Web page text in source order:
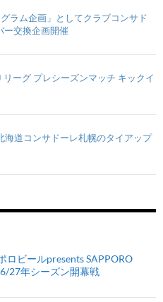
ラム企画」としてクラブコンサド
ー交換企画開催
ーグ プレシーズンマッチ キックイ
海道コンサドーレ札幌のタイアップ
ビールpresents SAPPORO
27年シーズン開幕戦